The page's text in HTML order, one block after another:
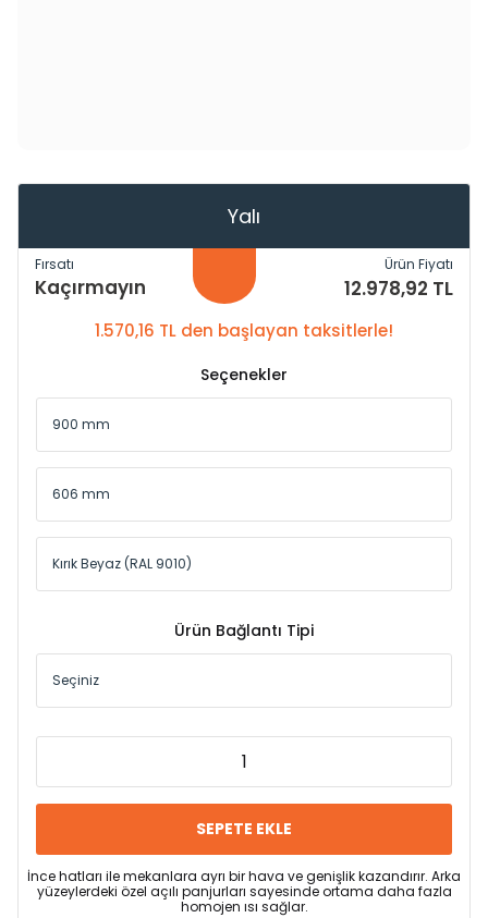
Yalı
Fırsatı
Kaçırmayın
Ürün Fiyatı
12.978,92 TL
1.570,16 TL den başlayan taksitlerle!
Seçenekler
Ürün Bağlantı Tipi
SEPETE EKLE
İnce hatları ile mekanlara ayrı bir hava ve genişlik kazandırır. Arka
yüzeylerdeki özel açılı panjurları sayesinde ortama daha fazla
homojen ısı sağlar.